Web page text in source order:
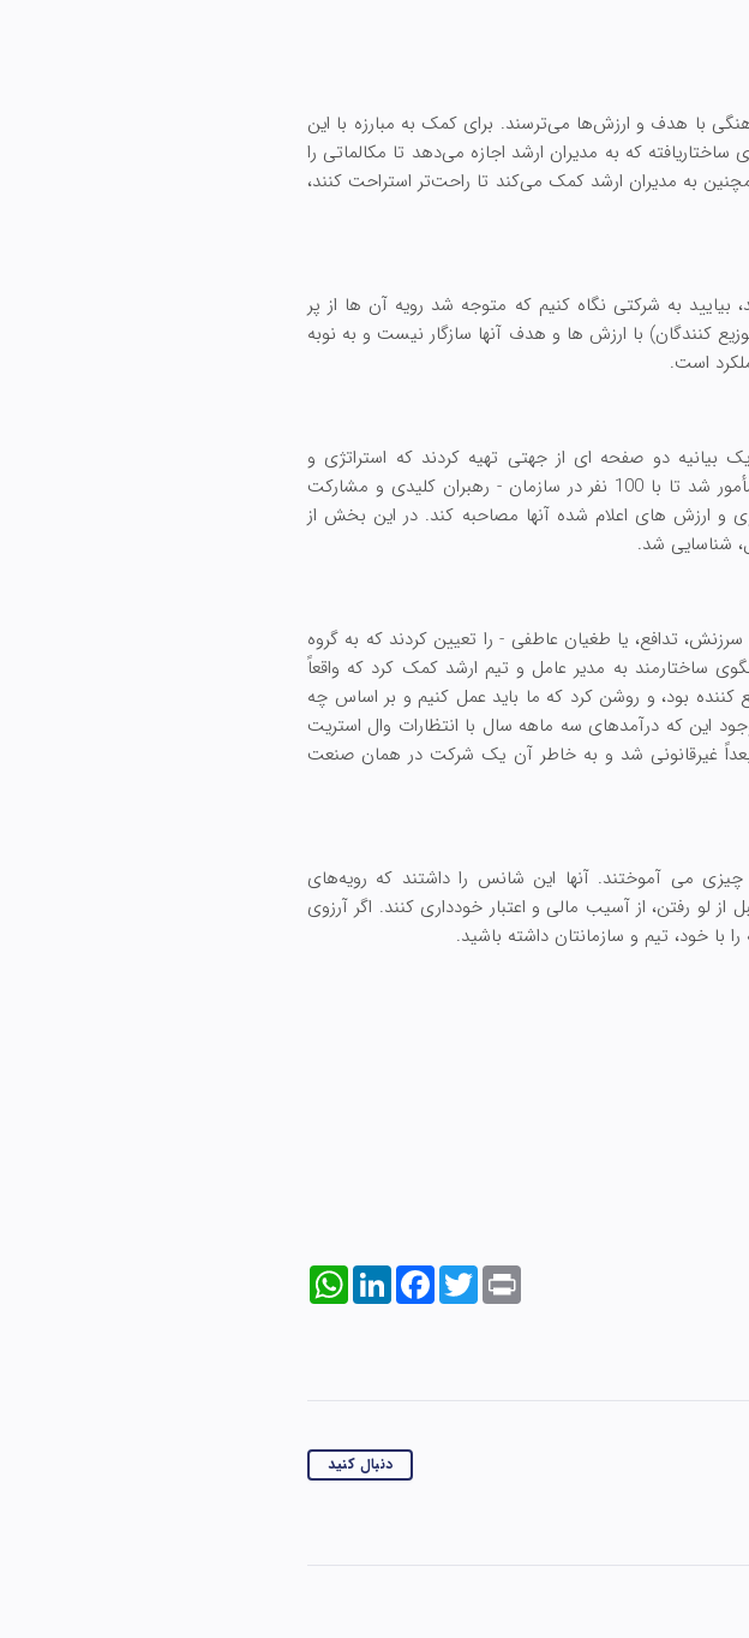
با هدف و ارزش‌ها می‌ترسند. برای کمک به مبارزه با این
که به مدیران ارشد اجازه می‌دهد تا مکالماتی را
به مدیران ارشد کمک می‌کند تا راحت‌تر استراحت کنند،
بیایید به شرکتی نگاه کنیم که متوجه شد رویه آن ها از پر
کنندگان) با ارزش ها و هدف آنها سازگار نیست و به نوبه
است.
بیانیه دو صفحه ای از جهتی تهیه کردند که استراتژی و
ارزش‌های آنها را بیان می کرد. سپس، یک گروه کاری متشکل از هشت نفر مأمور شد تا با 100 نفر در سازمان - رهبران کلیدی و مشارکت
و ارزش های اعلام شده آنها مصاحبه کند. در این بخش از
شناسایی شد.
تدافع، یا طغیان عاطفی - را تعیین کردند که به گروه
ساختارمند به مدیر عامل و تیم ارشد کمک کرد که واقعاً
بود، و روشن کرد که ما باید عمل کنیم و بر اساس چه
این که درآمدهای سه ماهه سال با انتظارات وال استریت
غیرقانونی شد و به خاطر آن یک شرکت در همان صنعت
می آموختند. آنها این شانس را داشتند که رویه‌های
از لو رفتن، از آسیب مالی و اعتبار خودداری کنند. اگر آرزوی
با خود، تیم و سازمانتان داشته باشید.
WhatsAppLinkedInFacebookTwitterPrint
دنبال کنید